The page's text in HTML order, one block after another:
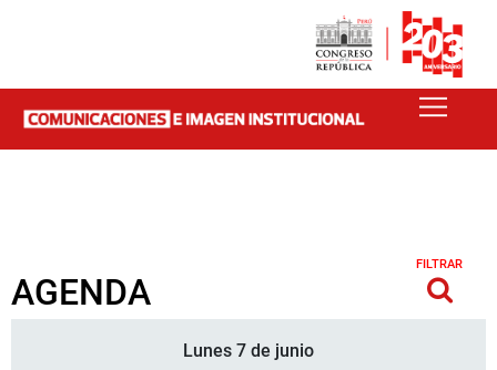
AGENDA
FILTRAR
Lunes 7 de junio